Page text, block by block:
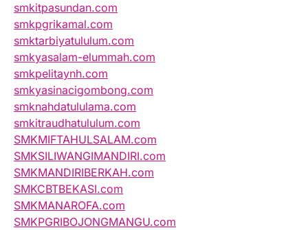
smkitpasundan.com
smkpgrikamal.com
smktarbiyatululum.com
smkyasalam-elummah.com
smkpelitaynh.com
smkyasinacigombong.com
smknahdatululama.com
smkitraudhatululum.com
SMKMIFTAHULSALAM.com
SMKSILIWANGIMANDIRI.com
SMKMANDIRIBERKAH.com
SMKCBTBEKASI.com
SMKMANAROFA.com
SMKPGRIBOJONGMANGU.com